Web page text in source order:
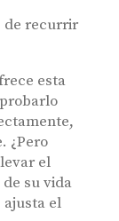
de recurrir
esta
¿Pero
el
su vida
ajusta el